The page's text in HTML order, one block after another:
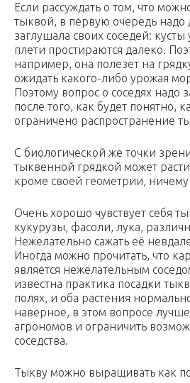
Если рассуждать о том, что
тыквой, в первую очередь надо
заглушала своих соседей:
плети простираются далеко.
например, она полезет на
ожидать какого-либо урожая
Поэтому вопрос о соседях надо
после того, как будет понятно,
ограничено распространение
С биологической же точки
тыквенной грядкой может
кроме своей геометрии,
Очень хорошо чувствует себя
кукурузы, фасоли, лука,
Нежелательно сажать её
Иногда можно прочитать, что
является нежелательным
известна практика посадки
полях, и оба растения
наверное, в этом вопросе
агрономов и ограничить
соседства.
Тыкву можно выращивать как